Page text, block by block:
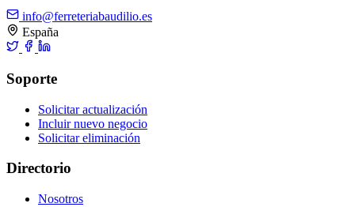
info@ferreteriabaudilio.es
España
Soporte
Solicitar actualización
Incluir nuevo negocio
Solicitar eliminación
Directorio
Nosotros